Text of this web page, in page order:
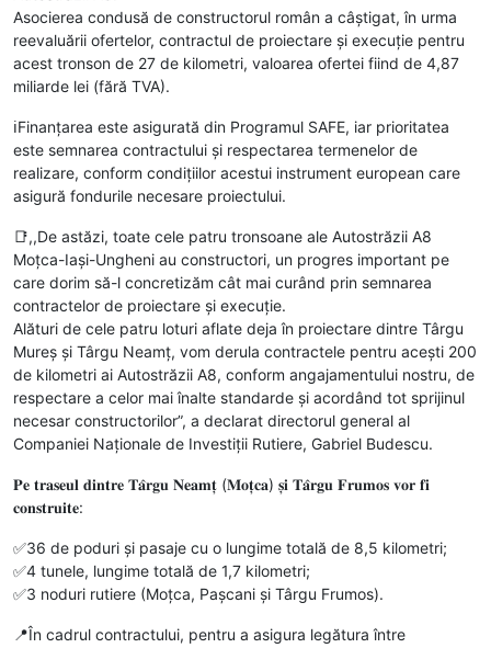
Asocierea condusă de constructorul român a câștigat, în urma
reevaluării ofertelor, contractul de proiectare și execuție pentru
acest tronson de 27 de kilometri, valoarea ofertei fiind de 4,87
miliarde lei (fără TVA).
ℹ️Finanțarea este asigurată din Programul SAFE, iar prioritatea
este semnarea contractului și respectarea termenelor de
realizare, conform condițiilor acestui instrument european care
asigură fondurile necesare proiectului.
📑,,De astăzi, toate cele patru tronsoane ale Autostrăzii A8
Moțca-Iași-Ungheni au constructori, un progres important pe
care dorim să-l concretizăm cât mai curând prin semnarea
contractelor de proiectare și execuție.
Alături de cele patru loturi aflate deja în proiectare dintre Târgu
Mureș și Târgu Neamț, vom derula contractele pentru acești 200
de kilometri ai Autostrăzii A8, conform angajamentului nostru, de
respectare a celor mai înalte standarde și acordând tot sprijinul
necesar constructorilor”, a declarat directorul general al
Companiei Naționale de Investiții Rutiere, Gabriel Budescu.
𝐏𝐞 𝐭𝐫𝐚𝐬𝐞𝐮𝐥 𝐝𝐢𝐧𝐭𝐫𝐞 𝐓𝐚̂𝐫𝐠𝐮 𝐍𝐞𝐚𝐦𝐭̦ (𝐌𝐨𝐭̦𝐜𝐚) 𝐬̦𝐢 𝐓𝐚̂𝐫𝐠𝐮 𝐅𝐫𝐮𝐦𝐨𝐬 𝐯𝐨𝐫 𝐟𝐢
𝐜𝐨𝐧𝐬𝐭𝐫𝐮𝐢𝐭𝐞:
✅36 de poduri și pasaje cu o lungime totală de 8,5 kilometri;
✅4 tunele, lungime totală de 1,7 kilometri;
✅3 noduri rutiere (Moțca, Pașcani și Târgu Frumos).
📍În cadrul contractului, pentru a asigura legătura între